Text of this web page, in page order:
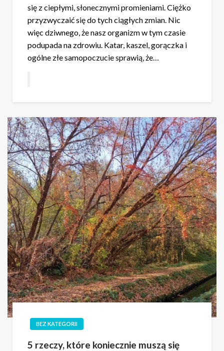
się z ciepłymi, słonecznymi promieniami. Ciężko
przyzwyczaić się do tych ciągłych zmian. Nic
więc dziwnego, że nasz organizm w tym czasie
podupada na zdrowiu. Katar, kaszel, gorączka i
ogólne złe samopoczucie sprawią, że…
BEZ KATEGORII
5 rzeczy, które koniecznie muszą się